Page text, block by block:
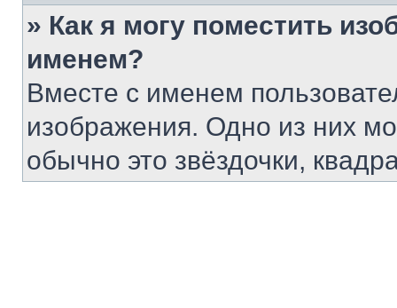
» Как я могу поместить
именем?
Вместе с именем
изображения. Одно из них
обычно это звёздочки,